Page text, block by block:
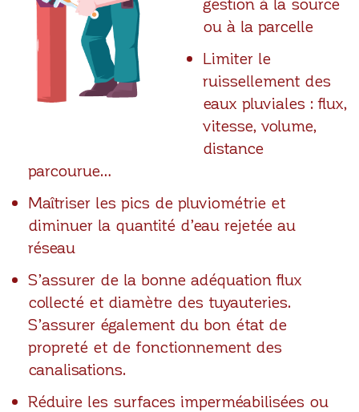
ou à la parcelle
Limiter le
ruissellement des
eaux pluviales : flux,
vitesse, volume,
distance
parcourue…
Maîtriser les pics de pluviométrie et
diminuer la quantité d’eau rejetée au
réseau
S’assurer de la bonne adéquation flux
collecté et diamètre des tuyauteries.
S’assurer également du bon état de
propreté et de fonctionnement des
canalisations.
Réduire les surfaces imperméabilisées ou